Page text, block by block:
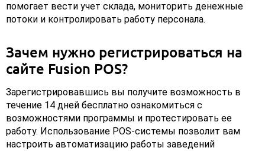
помогает вести учет склада, мониторить денежные
потоки и контролировать работу персонала.
Зачем нужно регистрироваться на
сайте Fusion POS?
Зарегистрировавшись вы получите возможность в
течение 14 дней бесплатно ознакомиться с
возможностями программы и протестировать ее
работу. Использование POS-системы позволит вам
настроить автоматизацию работы заведений